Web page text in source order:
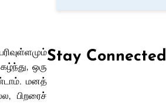
ஒரு
மனத்
பிறரைச்
Stay Connected